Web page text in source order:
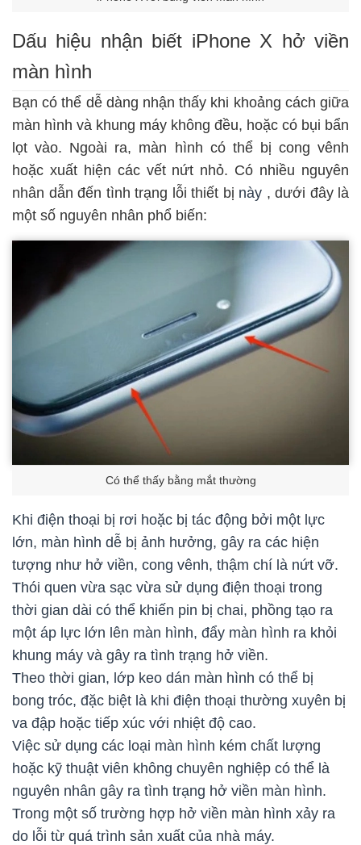
Dấu hiệu nhận biết iPhone X hở viền
màn hình
Bạn có thể dễ dàng nhận thấy khi khoảng cách giữa
màn hình và khung máy không đều, hoặc có bụi bẩn
lọt vào. Ngoài ra, màn hình có thể bị cong vênh
hoặc xuất hiện các vết nứt nhỏ. Có nhiều nguyên
nhân dẫn đến tình trạng lỗi thiết bị này , dưới đây là
một số nguyên nhân phổ biến:
Có thể thấy bằng mắt thường
Khi điện thoại bị rơi hoặc bị tác động bởi một lực
lớn, màn hình dễ bị ảnh hưởng, gây ra các hiện
tượng như hở viền, cong vênh, thậm chí là nứt vỡ.
Thói quen vừa sạc vừa sử dụng điện thoại trong
thời gian dài có thể khiến pin bị chai, phồng tạo ra
một áp lực lớn lên màn hình, đẩy màn hình ra khỏi
khung máy và gây ra tình trạng hở viền.
Theo thời gian, lớp keo dán màn hình có thể bị
bong tróc, đặc biệt là khi điện thoại thường xuyên bị
va đập hoặc tiếp xúc với nhiệt độ cao.
Việc sử dụng các loại màn hình kém chất lượng
hoặc kỹ thuật viên không chuyên nghiệp có thể là
nguyên nhân gây ra tình trạng hở viền màn hình.
Trong một số trường hợp hở viền màn hình xảy ra
do lỗi từ quá trình sản xuất của nhà máy.